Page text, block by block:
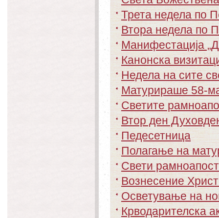
Трета недела по
Втора недела по
Mанифестација
Канонска
Недела на сите
Матурираше 58-
Светите
Втор ден
Педесетница
Полагање на
Свети
Вознесение
Осветување на
Крводарителска